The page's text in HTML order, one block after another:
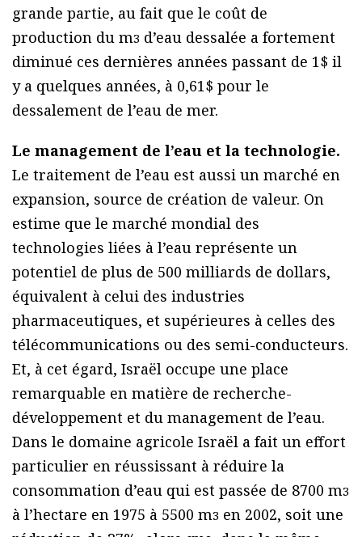
grande partie, au fait que le coût de
production du m3 d’eau dessalée a fortement
diminué ces dernières années passant de 1$ il
y a quelques années, à 0,61$ pour le
dessalement de l’eau de mer.
Le management de l’eau et la technologie.
Le traitement de l’eau est aussi un marché en
expansion, source de création de valeur. On
estime que le marché mondial des
technologies liées à l’eau représente un
potentiel de plus de 500 milliards de dollars,
équivalent à celui des industries
pharmaceutiques, et supérieures à celles des
télécommunications ou des semi-conducteurs.
Et, à cet égard, Israël occupe une place
remarquable en matière de recherche-
développement et du management de l’eau.
Dans le domaine agricole Israël a fait un effort
particulier en réussissant à réduire la
consommation d’eau qui est passée de 8700 m3
à l’hectare en 1975 à 5500 m3 en 2002, soit une